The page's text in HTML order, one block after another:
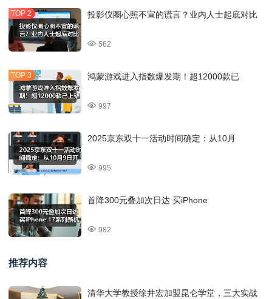
投影仪圈心照不宣的谎言？业内人士起底对比
562
鸿蒙游戏进入指数爆发期！超12000款已
997
2025京东双十一活动时间确定：从10月
995
首降300元叠加次日达 买iPhone
982
推荐内容
清华大学教授徐井宏加盟昆仑学堂，三大实战